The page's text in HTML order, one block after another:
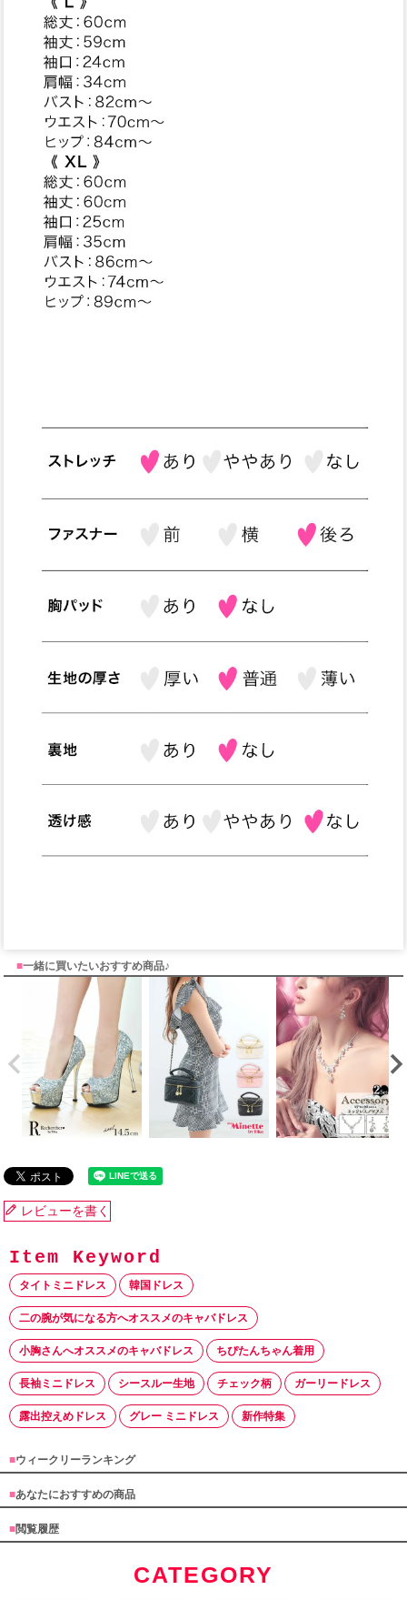
■一緒に買いたいおすすめ商品♪
レビューを書く
タイトミニドレス 韓国ドレス
二の腕が気になる方へオススメのキャバドレス
小胸さんへオススメのキャバドレス ちぴたんちゃん着用
長袖ミニドレス シースルー生地 チェック柄 ガーリードレス
露出控えめドレス グレー ミニドレス 新作特集
■ウィークリーランキング
■あなたにおすすめの商品
■閲覧履歴
CATEGORY